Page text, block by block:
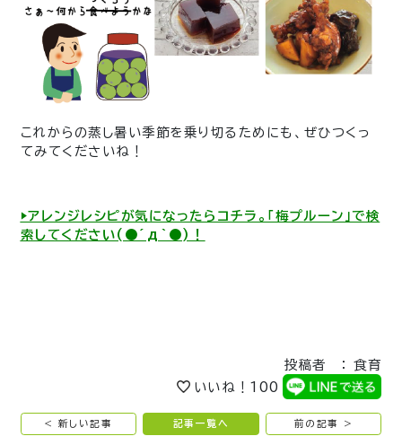
これからの蒸し暑い季節を乗り切るためにも、ぜひつくっ
てみてくださいね！
▶︎アレンジレシピが気になったらコチラ。「梅プルーン」で検
索してください(●´д`●)！
投稿者 ： 食育
いいね！ 100
< 新しい記事 記事一覧へ 前の記事 >